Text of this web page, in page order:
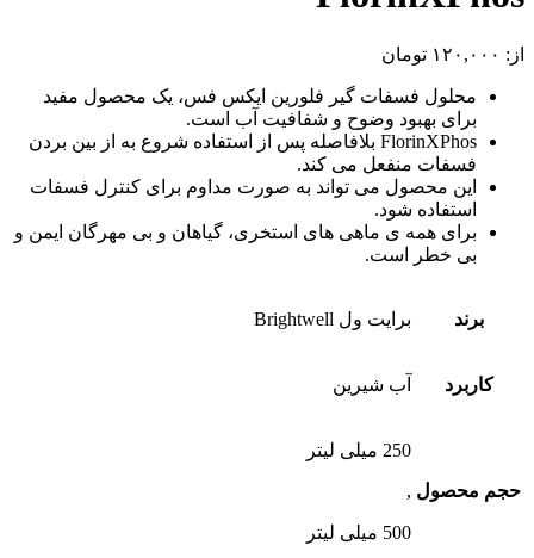
از: ۱۲۰,۰۰۰ تومان
محلول فسفات گیر فلورین ایکس فس، یک محصول مفید
برای بهبود وضوح و شفافیت آب است.
FlorinXPhos بلافاصله پس از استفاده شروع به از بین بردن
فسفات منفعل می کند.
این محصول می تواند به صورت مداوم برای کنترل فسفات
استفاده شود.
برای همه ی ماهی های استخری، گیاهان و بی مهرگان ایمن و
بی خطر است.
برند برایت ول Brightwell
کاربرد آب شیرین
حجم محصول
250 میلی لیتر
,
500 میلی لیتر